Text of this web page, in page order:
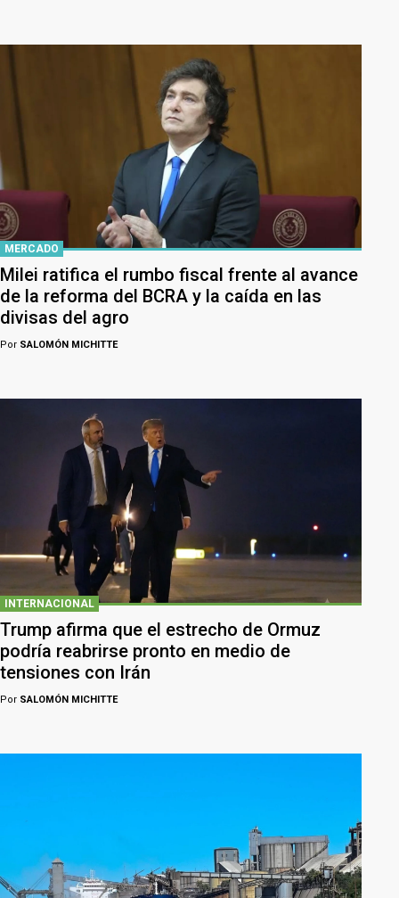
MERCADO
Milei ratifica el rumbo fiscal frente al avance
de la reforma del BCRA y la caída en las
divisas del agro
Por SALOMÓN MICHITTE
INTERNACIONAL
Trump afirma que el estrecho de Ormuz
podría reabrirse pronto en medio de
tensiones con Irán
Por SALOMÓN MICHITTE